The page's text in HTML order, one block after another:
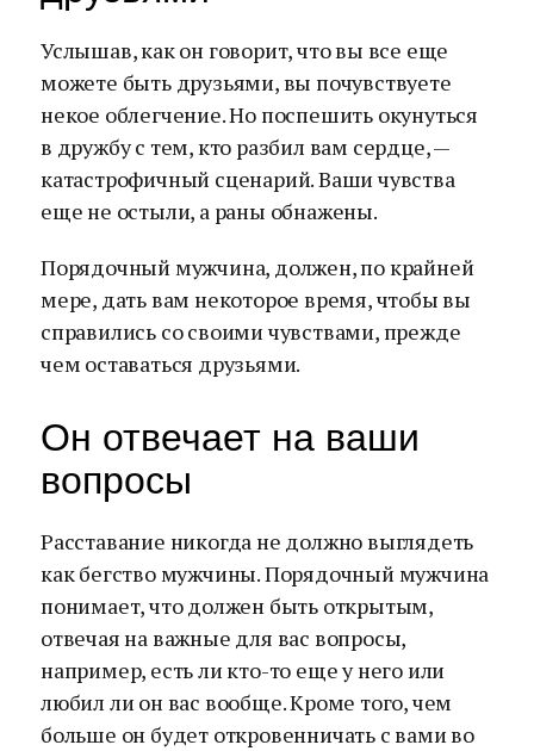
Услышав, как он говорит, что вы все еще
можете быть друзьями, вы почувствуете
некое облегчение. Но поспешить окунуться
в дружбу с тем, кто разбил вам сердце, —
катастрофичный сценарий. Ваши чувства
еще не остыли, а раны обнажены.
Порядочный мужчина, должен, по крайней
мере, дать вам некоторое время, чтобы вы
справились со своими чувствами, прежде
чем оставаться друзьями.
Он отвечает на ваши
вопросы
Расставание никогда не должно выглядеть
как бегство мужчины. Порядочный мужчина
понимает, что должен быть открытым,
отвечая на важные для вас вопросы,
например, есть ли кто-то еще у него или
любил ли он вас вообще. Кроме того, чем
больше он будет откровенничать с вами во